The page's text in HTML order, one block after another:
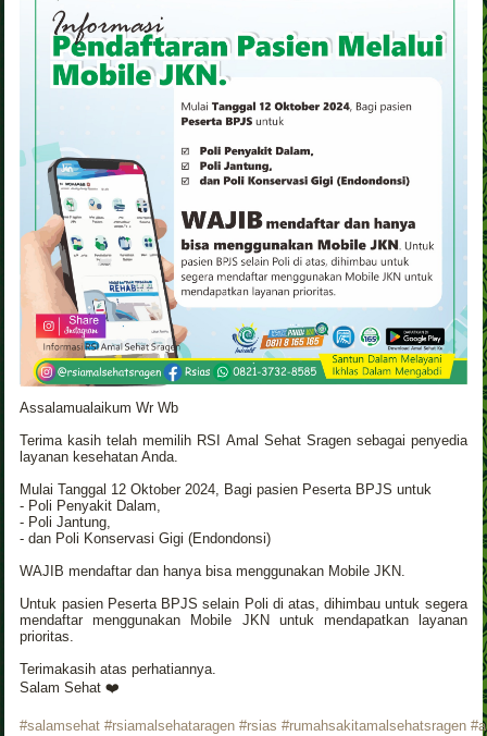
Assalamualaikum Wr Wb
Terima kasih telah memilih RSI Amal Sehat Sragen sebagai penyedia
layanan kesehatan Anda.
Mulai Tanggal 12 Oktober 2024, Bagi pasien Peserta BPJS untuk
- Poli Penyakit Dalam,
- Poli Jantung,
- dan Poli Konservasi Gigi (Endondonsi)
WAJIB mendaftar dan hanya bisa menggunakan Mobile JKN.
Untuk pasien Peserta BPJS selain Poli di atas, dihimbau untuk segera
mendaftar menggunakan Mobile JKN untuk mendapatkan layanan
prioritas.
Terimakasih atas perhatiannya.
Salam Sehat ❤️
#salamsehat #rsiamalsehataragen #rsias #rumahsakitamalsehatsragen